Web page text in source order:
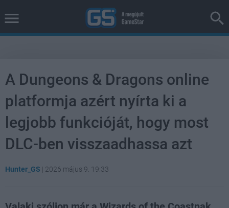
A Dungeons & Dragons online
platformja azért nyírta ki a
legjobb funkcióját, hogy most
DLC-ben visszaadhassa azt
Hunter_GS | 2026 május 9. 19:33